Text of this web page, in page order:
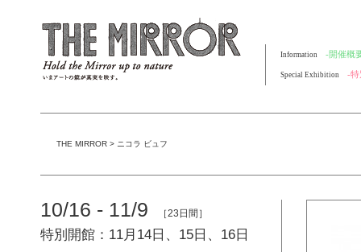
Information -開催概
Special Exhibition -特
THE MIRROR > ニコラ ビュフ
10/16 - 11/9 ［23日間］
特別開館：11月14日、15日、16日